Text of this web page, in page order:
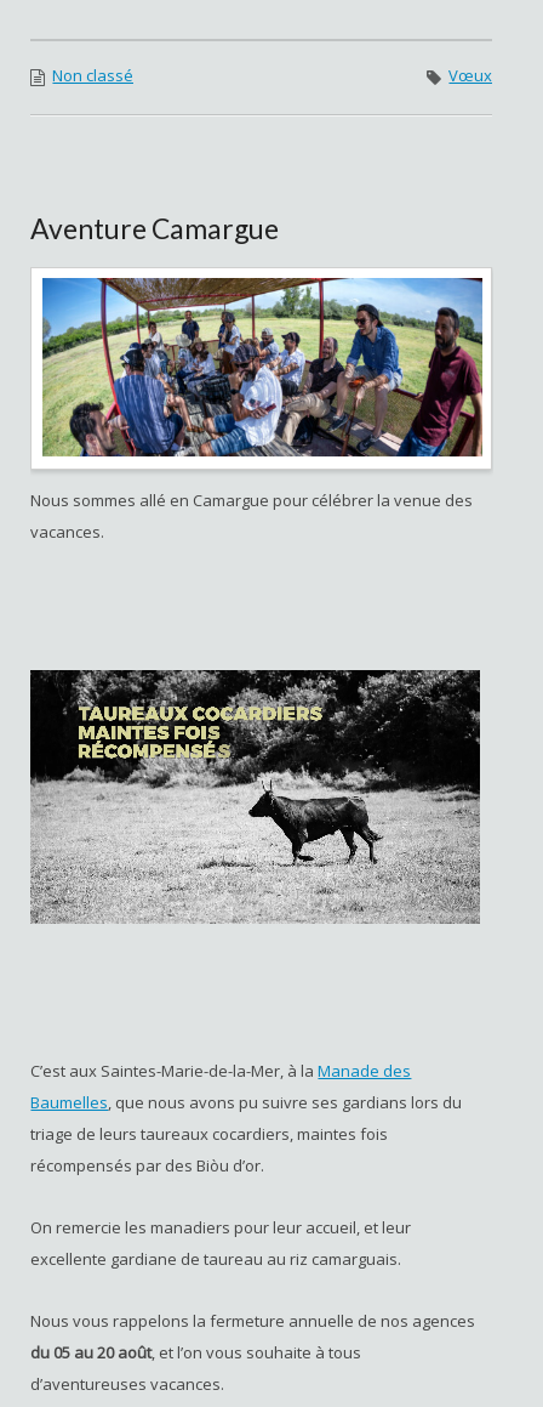
Non classé Vœux
Aventure Camargue
Nous sommes allé en Camargue pour célébrer la venue des
vacances.
C’est aux Saintes-Marie-de-la-Mer, à laManade des
Baumelles, que nous avons pu suivre ses gardians lors du
triage de leurs taureaux cocardiers, maintes fois
récompensés par des Biòu d’or.
On remercie les manadiers pour leur accueil, et leur
excellente gardiane de taureau au riz camarguais.
Nous vous rappelons la fermeture annuelle de nos agences
du 05 au 20 août, et l’on vous souhaite à tous
d’aventureuses vacances.